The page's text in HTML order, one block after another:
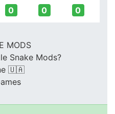
0 0 0
MODS
Snake Mods?
🇺🇦